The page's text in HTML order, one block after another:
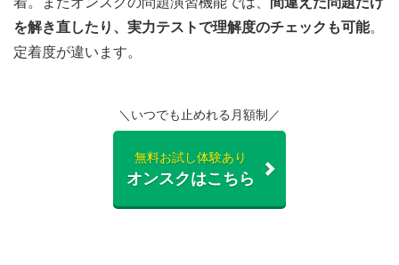
を解き直したり、実力テストで理解度のチェックも可能。
定着度が違います。
＼いつでも止めれる月額制／
無料お試し体験あり
オンスクはこちら